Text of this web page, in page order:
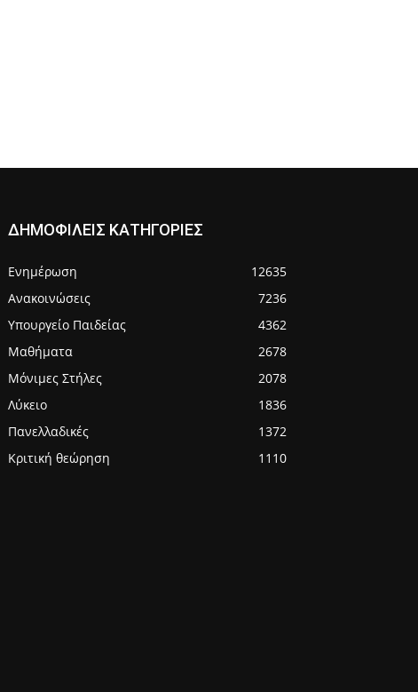
ΔΗΜΟΦΙΛΕΙΣ ΚΑΤΗΓΟΡΙΕΣ
Ενημέρωση
12635
Ανακοινώσεις
7236
Υπουργείο Παιδείας
4362
Μαθήματα
2678
Μόνιμες Στήλες
2078
Λύκειο
1836
Πανελλαδικές
1372
Κριτική θεώρηση
1110